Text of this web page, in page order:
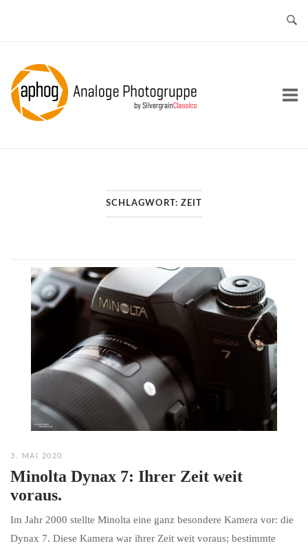
Home
SCHLAGWORT: ZEIT
3. MAI 2020
Minolta Dynax 7: Ihrer Zeit weit
voraus.
Im Jahr 2000 stellte Minolta eine ganz besondere Kamera vor: die
Dynax 7. Diese Kamera war ihrer Zeit weit voraus; bestimmte